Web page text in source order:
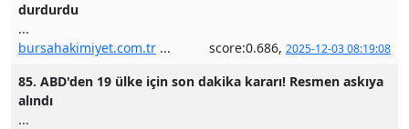
durdurdu
...
bursahakimiyet.com.tr ... score:0.686, 2025-12-03 08:19:08
85. ABD'den 19 ülke için son dakika kararı! Resmen askıya
alındı
...